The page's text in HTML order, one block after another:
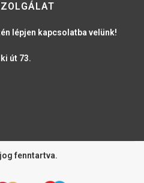
lépjen kapcsolatba velünk!
út 73.
fenntartva.